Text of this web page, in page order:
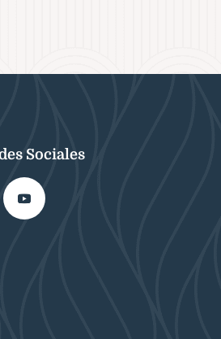
Sociales